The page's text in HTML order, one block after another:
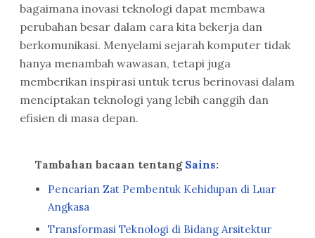
bagaimana inovasi teknologi dapat membawa
perubahan besar dalam cara kita bekerja dan
berkomunikasi. Menyelami sejarah komputer tidak
hanya menambah wawasan, tetapi juga
memberikan inspirasi untuk terus berinovasi dalam
menciptakan teknologi yang lebih canggih dan
efisien di masa depan.
Tambahan bacaan tentang Sains:
Pencarian Zat Pembentuk Kehidupan di Luar
Angkasa
Transformasi Teknologi di Bidang Arsitektur